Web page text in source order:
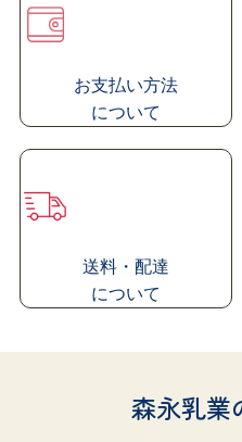
続いて、
高まっ
お支払い方法
について
送料・配達
について
森永乳業